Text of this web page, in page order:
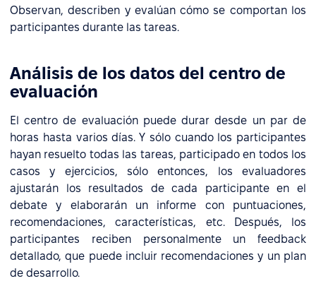
Observan, describen y evalúan cómo se comportan los
participantes durante las tareas.
Análisis de los datos del centro de
evaluación
El centro de evaluación puede durar desde un par de
horas hasta varios días. Y sólo cuando los participantes
hayan resuelto todas las tareas, participado en todos los
casos y ejercicios, sólo entonces, los evaluadores
ajustarán los resultados de cada participante en el
debate y elaborarán un informe con puntuaciones,
recomendaciones, características, etc. Después, los
participantes reciben personalmente un feedback
detallado, que puede incluir recomendaciones y un plan
de desarrollo.